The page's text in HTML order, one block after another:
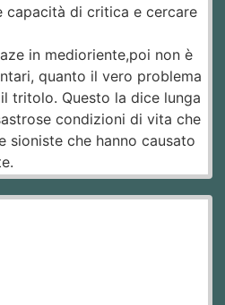
capacità di critica e cercare
in medioriente,poi non è
quanto il vero problema
tritolo. Questo la dice lunga
condizioni di vita che
sioniste che hanno causato